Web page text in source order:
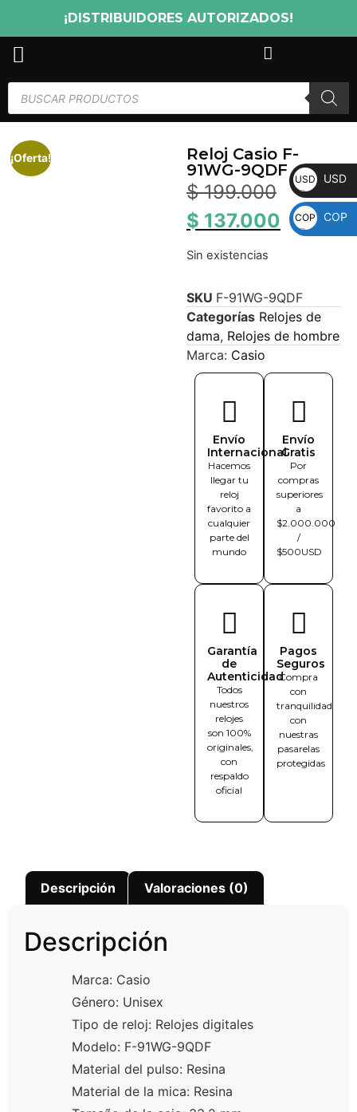
¡DISTRIBUIDORES AUTORIZADOS!
¡Oferta!
Reloj Casio F-
91WG-9QDF
$199.000
$ 137.000
Sin existencias
SKU F-91WG-9QDF
Categorías Relojes de
dama, Relojes de hombre
Marca: Casio
Envío
Internacional
Hacemos
llegar tu
reloj
favorito a
cualquier
parte del
mundo
Envío
Gratis
Por
compras
superiores
a
$2.000.000
/
$500USD
Garantía
de
Autenticidad
Todos
nuestros
relojes
son 100%
originales,
con
respaldo
oficial
Pagos
Seguros
Compra
con
tranquilidad
con
nuestras
pasarelas
protegidas
Descripción Valoraciones (0)
Descripción
Marca: Casio
Género: Unisex
Tipo de reloj: Relojes digitales
Modelo: F-91WG-9QDF
Material del pulso: Resina
Material de la mica: Resina
USD USD
COP COP